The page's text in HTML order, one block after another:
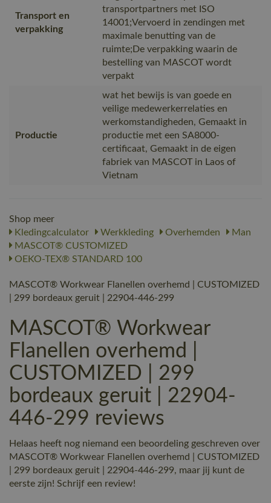
Transport en
verpakking
transportpartners met ISO
14001;Vervoerd in zendingen met
maximale benutting van de
ruimte;De verpakking waarin de
bestelling van MASCOT wordt
verpakt
Productie
wat het bewijs is van goede en
veilige medewerkerrelaties en
werkomstandigheden, Gemaakt in
productie met een SA8000-
certificaat, Gemaakt in de eigen
fabriek van MASCOT in Laos of
Vietnam
Shop meer
Kledingcalculator
Werkkleding Overhemden
Man
MASCOT® CUSTOMIZED
OEKO-TEX® STANDARD 100
MASCOT® Workwear Flanellen overhemd | CUSTOMIZED
| 299 bordeaux geruit | 22904-446-299
MASCOT® Workwear
Flanellen overhemd |
CUSTOMIZED | 299
bordeaux geruit | 22904-
446-299 reviews
Helaas heeft nog niemand een beoordeling geschreven over
MASCOT® Workwear Flanellen overhemd | CUSTOMIZED
| 299 bordeaux geruit | 22904-446-299, maar jij kunt de
eerste zijn! Schrijf een review!